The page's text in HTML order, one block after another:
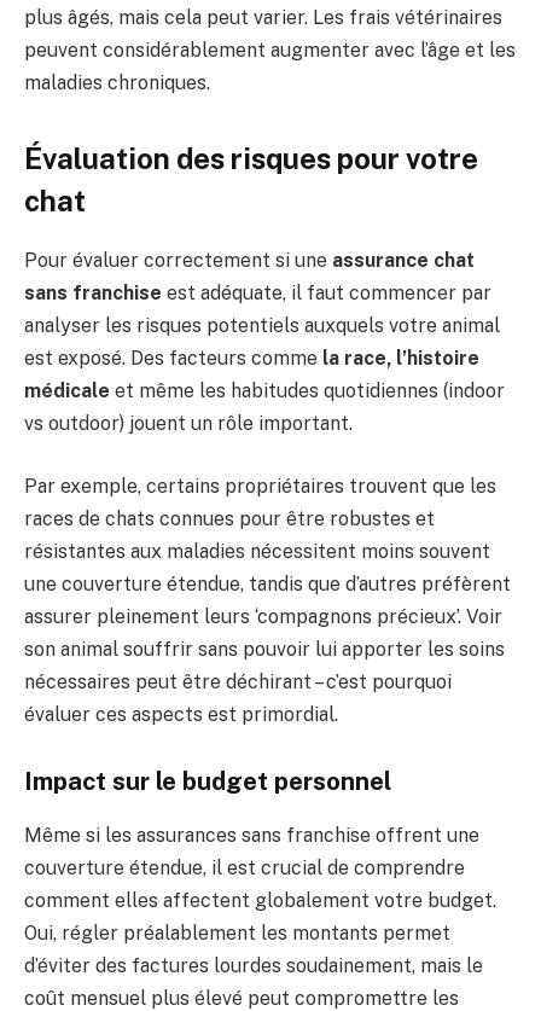
plus âgés, mais cela peut varier. Les frais vétérinaires
peuvent considérablement augmenter avec l’âge et les
maladies chroniques.
Évaluation des risques pour votre
chat
Pour évaluer correctement si une assurance chat
sans franchise est adéquate, il faut commencer par
analyser les risques potentiels auxquels votre animal
est exposé. Des facteurs comme la race, l’histoire
médicale et même les habitudes quotidiennes (indoor
vs outdoor) jouent un rôle important.
Par exemple, certains propriétaires trouvent que les
races de chats connues pour être robustes et
résistantes aux maladies nécessitent moins souvent
une couverture étendue, tandis que d’autres préfèrent
assurer pleinement leurs ‘compagnons précieux’. Voir
son animal souffrir sans pouvoir lui apporter les soins
nécessaires peut être déchirant – c’est pourquoi
évaluer ces aspects est primordial.
Impact sur le budget personnel
Même si les assurances sans franchise offrent une
couverture étendue, il est crucial de comprendre
comment elles affectent globalement votre budget.
Oui, régler préalablement les montants permet
d’éviter des factures lourdes soudainement, mais le
coût mensuel plus élevé peut compromettre les